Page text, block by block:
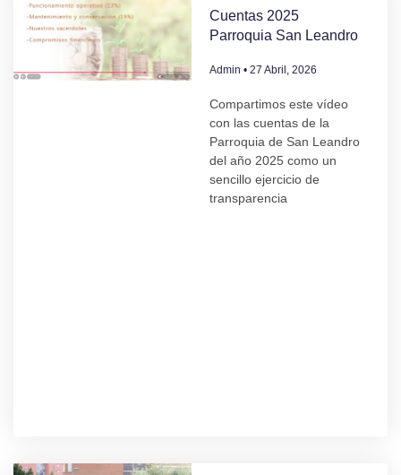
Cuentas 2025
Parroquia San Leandro
Admin 27 Abril, 2026
Compartimos este vídeo
con las cuentas de la
Parroquia de San Leandro
del año 2025 como un
sencillo ejercicio de
transparencia